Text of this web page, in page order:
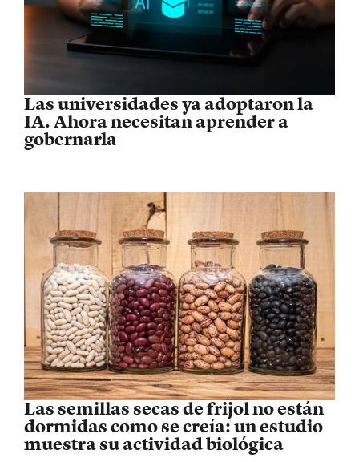
Las universidades ya adoptaron la
IA. Ahora necesitan aprender a
gobernarla
Las semillas secas de frijol no están
dormidas como se creía: un estudio
muestra su actividad biológica